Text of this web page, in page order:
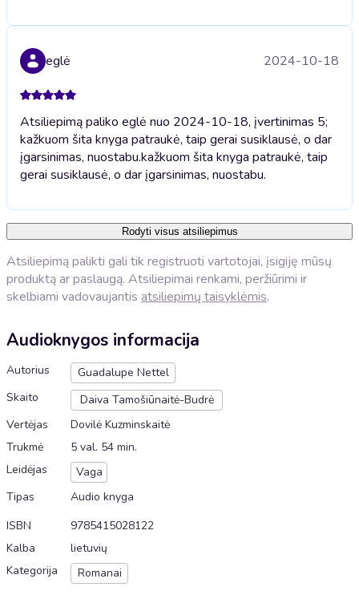
eglė 2024-10-18
Atsiliepimą paliko eglė nuo 2024-10-18, įvertinimas 5;
kažkuom šita knyga patraukė, taip gerai susiklausė, o dar
įgarsinimas, nuostabu.kažkuom šita knyga patraukė, taip
gerai susiklausė, o dar įgarsinimas, nuostabu.
Rodyti visus atsiliepimus
Atsiliepimą palikti gali tik registruoti vartotojai, įsigiję mūsų
produktą ar paslaugą. Atsiliepimai renkami, peržiūrimi ir
skelbiami vadovaujantis atsiliepimų taisyklėmis.
Audioknygos informacija
Autorius
Guadalupe Nettel
Skaito
Daiva Tamošiūnaitė-Budrė
Vertėjas
Dovilė Kuzminskaitė
Trukmė
5 val. 54 min.
Leidėjas
Vaga
Tipas
Audio knyga
ISBN
9785415028122
Kalba
lietuvių
Kategorija
Romanai